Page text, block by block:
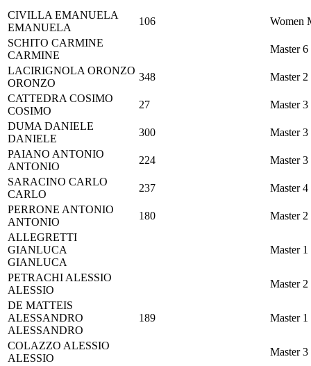
CIVILLA EMANUELA
EMANUELA
106
Women
SCHITO CARMINE
CARMINE
Master 6
LACIRIGNOLA ORONZO
ORONZO
348
Master 2
CATTEDRA COSIMO
COSIMO
27
Master 3
DUMA DANIELE
DANIELE
300
Master 3
PAIANO ANTONIO
ANTONIO
224
Master 3
SARACINO CARLO
CARLO
237
Master 4
PERRONE ANTONIO
ANTONIO
180
Master 2
ALLEGRETTI
GIANLUCA
GIANLUCA
Master 1
PETRACHI ALESSIO
ALESSIO
Master 2
DE MATTEIS
ALESSANDRO
ALESSANDRO
189 Master 1
COLAZZO ALESSIO
ALESSIO
Master 3